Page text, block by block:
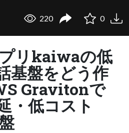
220 0
リkaiwaの低
基盤をどう作
Gravitonで
・低コスト